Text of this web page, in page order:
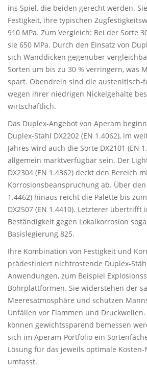
ins Spiel, die beiden gerecht werden.
Festigkeit, ihre typischen
910 MPa. Zum Vergleich: Bei der Sorte
sie 650 MPa. Durch den Einsatz von
sich Wanddicken gegenüber
Sorten um bis zu 30 % verringern, was
spart. Obendrein sind die austenitisch-
wegen ihrer niedrigen Nickelgehalte
wirtschaftlich.
Das Duplex-Angebot von Aperam
Duplex-Stahl DX2202 (EN 1.4062), im
Jahres wird auch die Sorte DX2101 (EN
allgemein marktverfügbar sein. Der
DX2304 (EN 1.4362) deckt den Bereich
Korrosionsbeanspruchung ab. Über den
1.4462) hinaus reicht die Palette bis
DX2507 (EN 1.4410). Letzterer übertrifft
Beständigkeit gegen Lokalkorrosion
Basislegierung 825.
Ihre Kombination von Festigkeit und
prädestiniert nichtrostende Duplex-
Anwendungen, zum Beispiel
Bohrplattformen. Sie widerstehen der
Meeresatmosphäre und schützen
Unfällen vor Flammen und
können gewichtssparend bemessen
sich im Aperam-Portfolio ein
Lösung für das jeweils optimale
umfasst.